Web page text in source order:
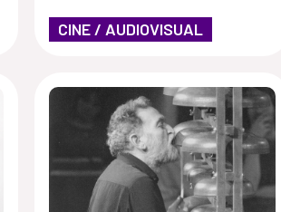
CINE / AUDIOVISUAL